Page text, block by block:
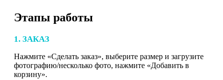
Этапы работы
1. ЗАКАЗ
Нажмите «Сделать заказ», выберите размер и загрузите
фотографию/несколько фото, нажмите «Добавить в
корзину».